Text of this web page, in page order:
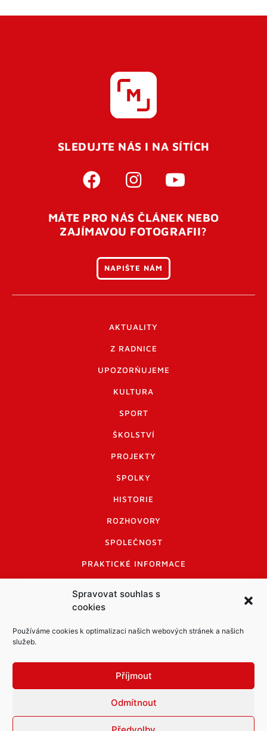
Spravovat souhlas s
cookies
Používáme cookies k optimalizaci našich webových stránek a našich
služeb.
Příjmout
Odmítnout
SLEDUJTE NÁS I NA SÍTÍCH
MÁTE PRO NÁS ČLÁNEK NEBO
ZAJÍMAVOU FOTOGRAFII?
NAPIŠTE NÁM
AKTUALITY
Z RADNICE
UPOZORŇUJEME
KULTURA
SPORT
ŠKOLSTVÍ
PROJEKTY
SPOLKY
HISTORIE
ROZHOVORY
SPOLEČNOST
PRAKTICKÉ INFORMACE
INFORMACE A KODEX DISKUTUJÍCÍCH
LOGO A LOGO MANUÁL
Informace o zpracování osobních údajů